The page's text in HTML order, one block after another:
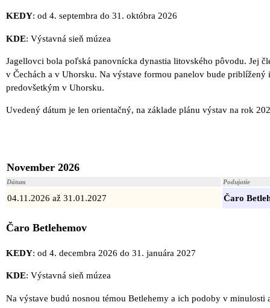
KEDY: od 4. septembra do 31. októbra 2026
KDE: Výstavná sieň múzea
Jagellovci bola poľská panovnícka dynastia litovského pôvodu. Jej
v Čechách a v Uhorsku. Na výstave formou panelov bude
predovšetkým v Uhorsku.
Uvedený dátum je len orientačný, na základe plánu výstav na rok
November 2026
Dátum Podujatie
04.11.2026 až 31.01.2027 Čaro
Čaro Betlehemov
KEDY: od 4. decembra 2026 do 31. januára 2027
KDE: Výstavná sieň múzea
Na výstave budú nosnou témou Betlehemy a ich podoby v minulosti